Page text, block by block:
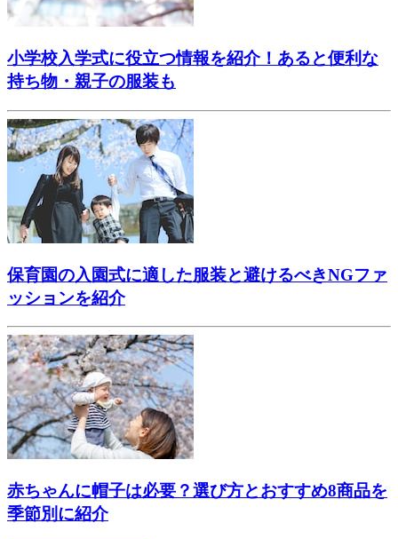
小学校入学式に役立つ情報を紹介！あると便利な
持ち物・親子の服装も
保育園の入園式に適した服装と避けるべきNGファ
ッションを紹介
赤ちゃんに帽子は必要？選び方とおすすめ8商品を
季節別に紹介